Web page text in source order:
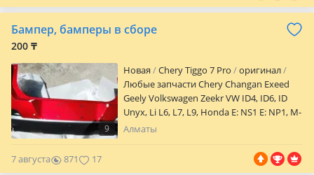
Бампер, бамперы в сборе
200 ₸
9
Новая Chery Tiggo 7 Pro
оригинал
Любые запчасти Chery Changan Exeed
Geely Volkswagen Zeekr VW ID4, ID6, ID
Unyx, Li L6, L7, L9, Honda E: NS1 E: NP1, M-
NV, Omoda C5, S5, Jetour, Jaecoo и другие
Цены зависят от комплектации,
уточняйте Бампер Бампер в цвете в
Алматы
7 августа 871 17